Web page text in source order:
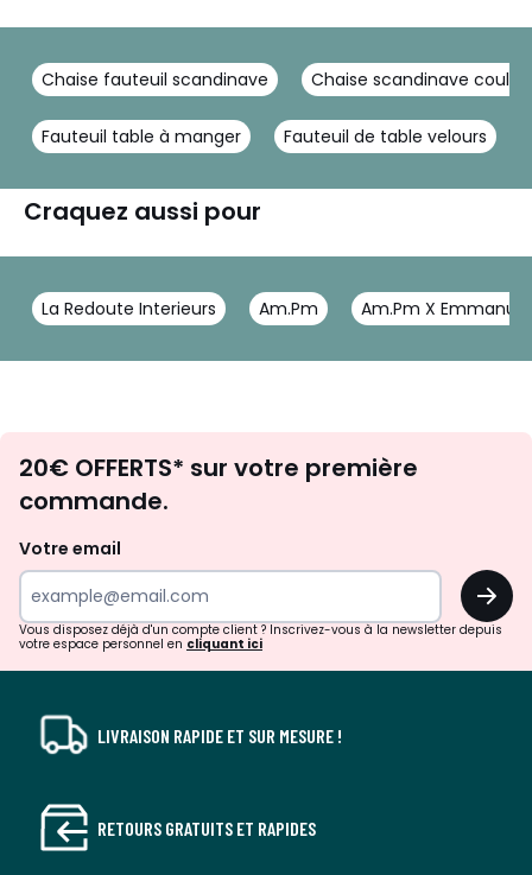
Chaise fauteuil scandinave Chaise scandinave
Fauteuil table à manger Fauteuil de table velours
Craquez aussi pour
La Redoute Interieurs Am.Pm Am.Pm X
d'inspirations
surprises?
20€ OFFERTS* sur votre première
commande.
Votre email
OK
Vous disposez déjà d'un compte client ? Inscrivez-vous à la newsletter depuis
votre espace personnel en cliquant ici
LIVRAISON RAPIDE ET SUR MESURE !
RETOURS GRATUITS ET RAPIDES